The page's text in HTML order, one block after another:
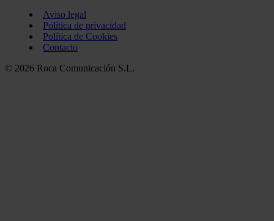
Aviso legal
Política de privacidad
Política de Cookies
Contacto
© 2026 Roca Comunicación S.L.